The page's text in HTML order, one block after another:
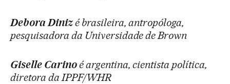
Debora Dinizé brasileira, antropóloga,
pesquisadora da Universidade de Brown
Giselle Carinoé argentina, cientista política,
diretora da IPPF/WHR